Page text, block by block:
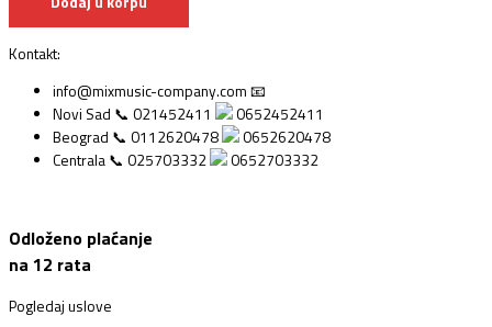
Kontakt:
info@mixmusic-company.com 📧
Novi Sad 📞 021452411
0652452411
Beograd 📞 0112620478
0652620478
Centrala 📞 025703332
0652703332
Odloženo plaćanje
na 12 rata
Pogledaj uslove